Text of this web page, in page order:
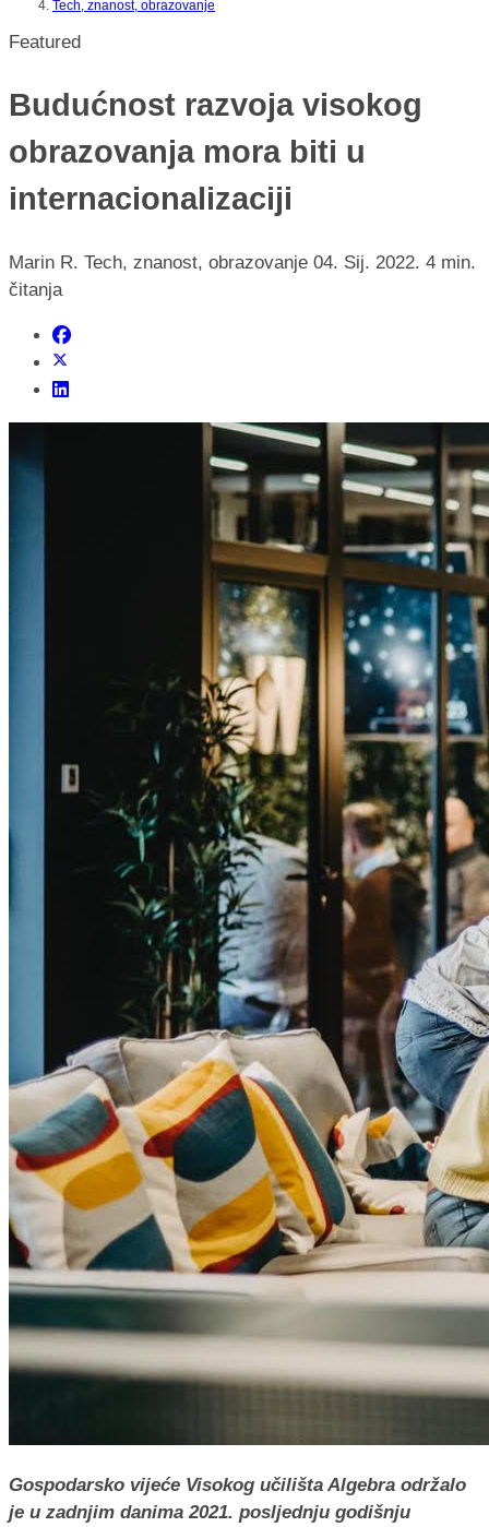
Tech, znanost, obrazovanje
Featured
Budućnost razvoja visokog
obrazovanja mora biti u
internacionalizaciji
Marin R. Tech, znanost, obrazovanje 04. Sij. 2022. 4 min.
čitanja
Gospodarsko vijeće Visokog učilišta Algebra održalo
je u zadnjim danima 2021. posljednju godišnju